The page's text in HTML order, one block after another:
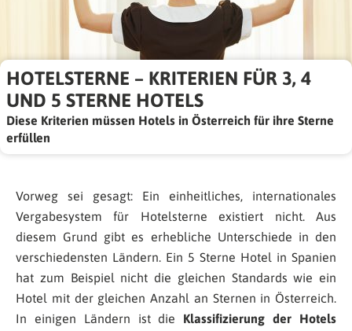
HOTELSTERNE – KRITERIEN FÜR 3, 4
UND 5 STERNE HOTELS
Diese Kriterien müssen Hotels in Österreich für ihre Sterne
erfüllen
Vorweg sei gesagt: Ein einheitliches, internationales
Vergabesystem für Hotelsterne existiert nicht. Aus
diesem Grund gibt es erhebliche Unterschiede in den
verschiedensten Ländern. Ein 5 Sterne Hotel in Spanien
hat zum Beispiel nicht die gleichen Standards wie ein
Hotel mit der gleichen Anzahl an Sternen in Österreich.
In einigen Ländern ist die Klassifizierung der Hotels